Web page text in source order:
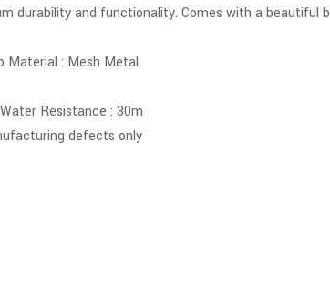
durability and functionality. Comes with a beautiful
Material : Mesh Metal
Resistance : 30m
defects only